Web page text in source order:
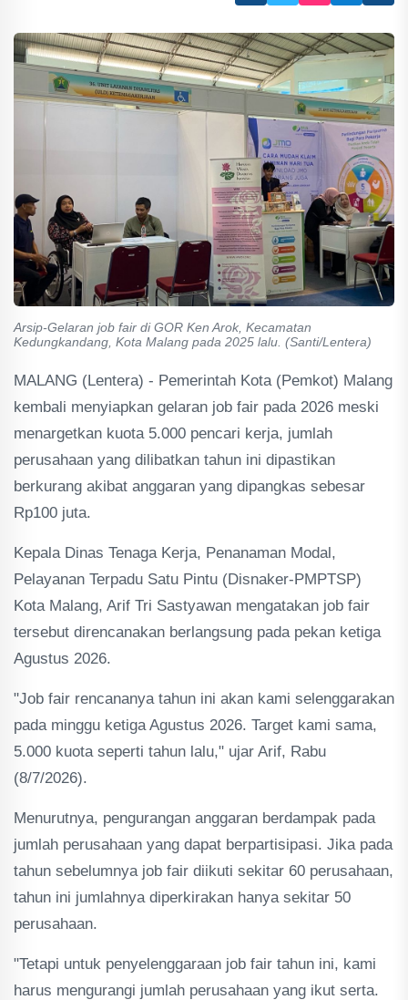
Arsip-Gelaran job fair di GOR Ken Arok, Kecamatan
Kedungkandang, Kota Malang pada 2025 lalu. (Santi/Lentera)
MALANG (Lentera) - Pemerintah Kota (Pemkot) Malang
kembali menyiapkan gelaran job fair pada 2026 meski
menargetkan kuota 5.000 pencari kerja, jumlah
perusahaan yang dilibatkan tahun ini dipastikan
berkurang akibat anggaran yang dipangkas sebesar
Rp100 juta.
Kepala Dinas Tenaga Kerja, Penanaman Modal,
Pelayanan Terpadu Satu Pintu (Disnaker-PMPTSP)
Kota Malang, Arif Tri Sastyawan mengatakan job fair
tersebut direncanakan berlangsung pada pekan ketiga
Agustus 2026.
"Job fair rencananya tahun ini akan kami selenggarakan
pada minggu ketiga Agustus 2026. Target kami sama,
5.000 kuota seperti tahun lalu," ujar Arif, Rabu
(8/7/2026).
Menurutnya, pengurangan anggaran berdampak pada
jumlah perusahaan yang dapat berpartisipasi. Jika pada
tahun sebelumnya job fair diikuti sekitar 60 perusahaan,
tahun ini jumlahnya diperkirakan hanya sekitar 50
perusahaan.
"Tetapi untuk penyelenggaraan job fair tahun ini, kami
harus mengurangi jumlah perusahaan yang ikut serta.